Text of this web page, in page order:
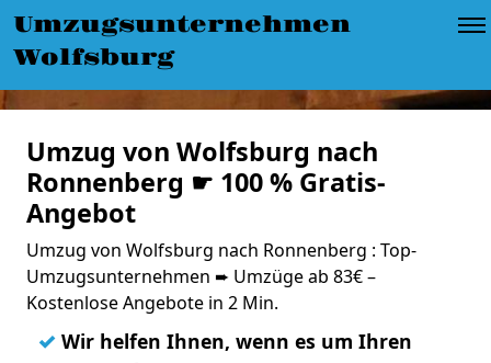
Umzugsunternehmen
Wolfsburg
Umzug von Wolfsburg nach
Ronnenberg ☛ 100 % Gratis-
Angebot
Umzug von Wolfsburg nach Ronnenberg : Top-
Umzugsunternehmen ➨ Umzüge ab 83€ –
Kostenlose Angebote in 2 Min.
✓ Wir helfen Ihnen, wenn es um Ihren